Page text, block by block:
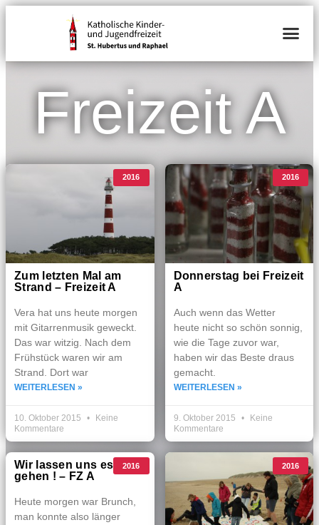
Freizeit A
2016
Zum letzten Mal am
Strand – Freizeit A
Vera hat uns heute morgen
mit Gitarrenmusik geweckt.
Das war witzig. Nach dem
Frühstück waren wir am
Strand. Dort war
WEITERLESEN »
10. Oktober 2015
Keine
Kommentare
2016
Donnerstag bei Freizeit
A
Auch wenn das Wetter
heute nicht so schön sonnig,
wie die Tage zuvor war,
haben wir das Beste draus
gemacht.
WEITERLESEN »
9. Oktober 2015
Keine
Kommentare
2016
Wir lassen uns es gut
gehen ! – FZ A
Heute morgen war Brunch,
man konnte also länger
2016